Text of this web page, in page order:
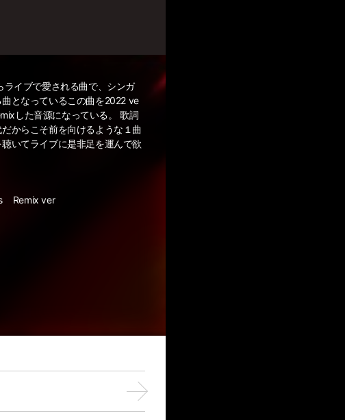
ライブで愛される曲で、シンガ
となっているこの曲を2022 ve
した音源になっている。 歌詞
からこそ前を向けるような１曲
いてライブに是非足を運んで欲
Remix ver